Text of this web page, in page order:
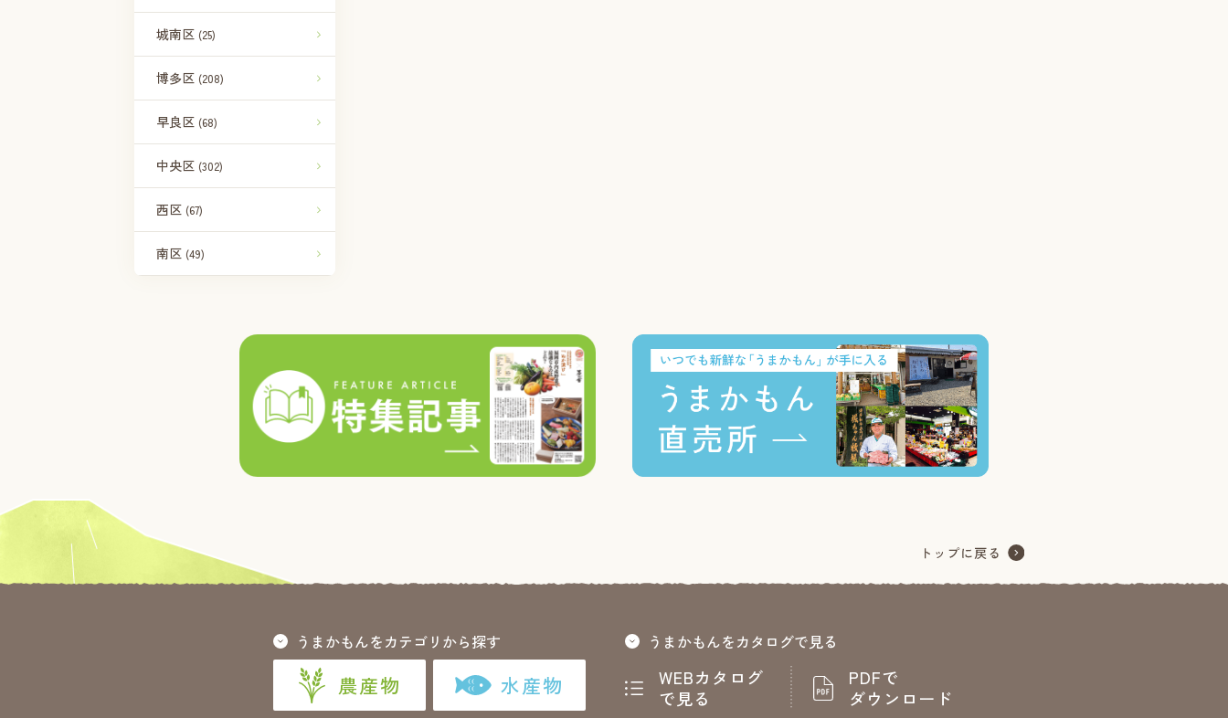
城南区 (25)
博多区 (208)
早良区 (68)
中央区 (302)
西区 (67)
南区 (49)
うまかもんをカテゴリから探す
農産物 水産物
うまかもんをカタログで見る
WEBカタログ
で見る
PDFで
ダウンロード